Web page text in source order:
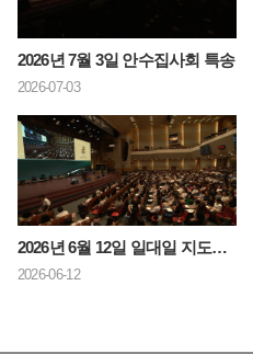
2026년 7월 3일 안수집사회 특송
2026-07-03
2026년 6월 12일 일대일 지도자반 수료식
2026-06-12